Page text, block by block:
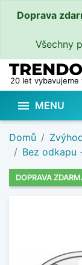
Doprava
Všechny
20 let vybavujeme
 MENU
Domů
Bez odkapu
DOPRAVA